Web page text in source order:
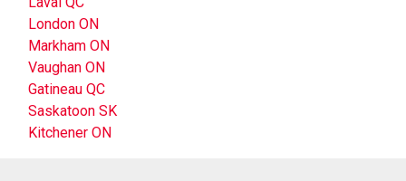
London ON
Markham ON
Vaughan ON
Gatineau QC
Saskatoon SK
Kitchener ON